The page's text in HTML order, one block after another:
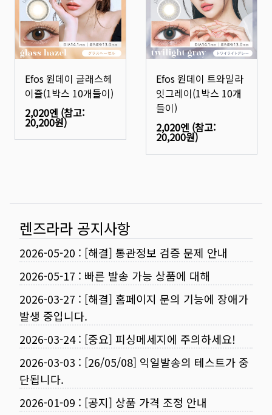
Efos 원데이 글래스헤
이즐(1박스 10개들이)
2,020엔 (참고:
20,200원)
Efos 원데이 트와일라
잇그레이(1박스 10개
들이)
2,020엔 (참고:
20,200원)
렌즈라라 공지사항
2026-05-20 : [해결] 통관정보 검증 문제 안내
2026-05-17 : 빠른 발송 가능 상품에 대해
2026-03-27 : [해결] 홈페이지 문의 기능에 장애가
발생 중입니다.
2026-03-24: [중요] 피싱메세지에 주의하세요!
2026-03-03 : [26/05/08] 익일발송의 테스트가 중
단됩니다.
2026-01-09 : [공지] 상품 가격 조정 안내